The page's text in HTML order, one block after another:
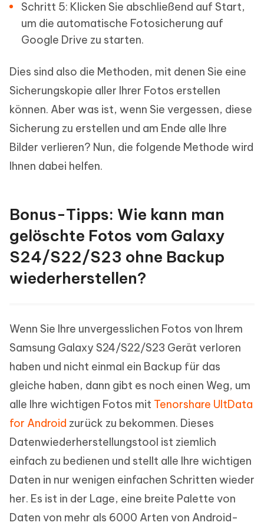
Schritt 5: Klicken Sie abschließend auf Start,
um die automatische Fotosicherung auf
Google Drive zu starten.
Dies sind also die Methoden, mit denen Sie eine
Sicherungskopie aller Ihrer Fotos erstellen
können. Aber was ist, wenn Sie vergessen, diese
Sicherung zu erstellen und am Ende alle Ihre
Bilder verlieren? Nun, die folgende Methode wird
Ihnen dabei helfen.
Bonus-Tipps: Wie kann man
gelöschte Fotos vom Galaxy
S24/S22/S23 ohne Backup
wiederherstellen?
Wenn Sie Ihre unvergesslichen Fotos von Ihrem
Samsung Galaxy S24/S22/S23 Gerät verloren
haben und nicht einmal ein Backup für das
gleiche haben, dann gibt es noch einen Weg, um
alle Ihre wichtigen Fotos mit Tenorshare UltData
for Android zurück zu bekommen. Dieses
Datenwiederherstellungstool ist ziemlich
einfach zu bedienen und stellt alle Ihre wichtigen
Daten in nur wenigen einfachen Schritten wieder
her. Es ist in der Lage, eine breite Palette von
Daten von mehr als 6000 Arten von Android-